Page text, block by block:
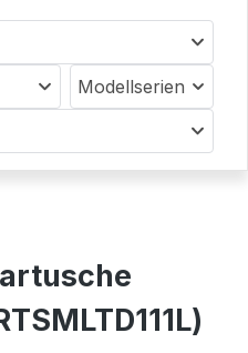
Modellserien